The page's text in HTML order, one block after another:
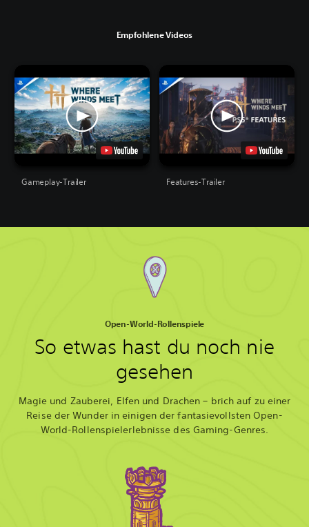
Empfohlene Videos
Gameplay-Trailer Features-Trailer
Open-World-Rollenspiele
So etwas hast du noch nie
gesehen
Magie und Zauberei, Elfen und Drachen – brich auf zu einer
Reise der Wunder in einigen der fantasievollsten Open-
World-Rollenspielerlebnisse des Gaming-Genres.